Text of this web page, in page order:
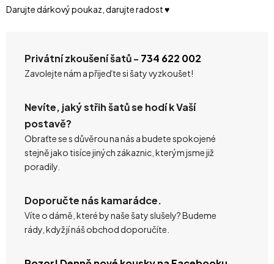
Darujte dárkový poukaz, darujte radost ♥️
Privátní zkoušení šatů - 734 622 002
Zavolejte nám a přijeďte si šaty vyzkoušet!
Nevíte, jaký střih šatů se hodí k Vaší
postavě?
Obraťte se s důvěrou na nás a budete spokojené
stejně jako tisíce jiných zákaznic, kterým jsme již
poradily.
Doporučte nás kamarádce.
Víte o dámě, které by naše šaty slušely? Budeme
rády, když jí náš obchod doporučíte.